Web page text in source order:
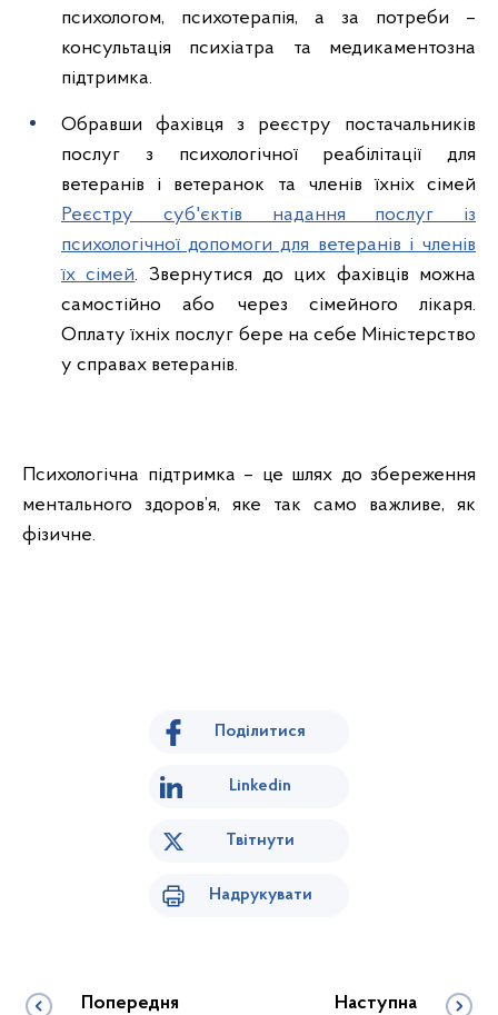
психологом, психотерапія, а за потреби –
консультація психіатра та медикаментозна
підтримка.
Обравши фахівця з реєстру постачальників
послуг з психологічної реабілітації для
ветеранів і ветеранок та членів їхніх сімей
Реєстру суб'єктів надання послуг із
психологічної допомоги для ветеранів і членів
їх сімей. Звернутися до цих фахівців можна
самостійно або через сімейного лікаря.
Оплату їхніх послуг бере на себе Міністерство
у справах ветеранів.
Психологічна підтримка – це шлях до збереження
ментального здоров’я, яке так само важливе, як
фізичне.
Поділитися
Linkedin
Твітнути
Надрукувати
Попередня Наступна